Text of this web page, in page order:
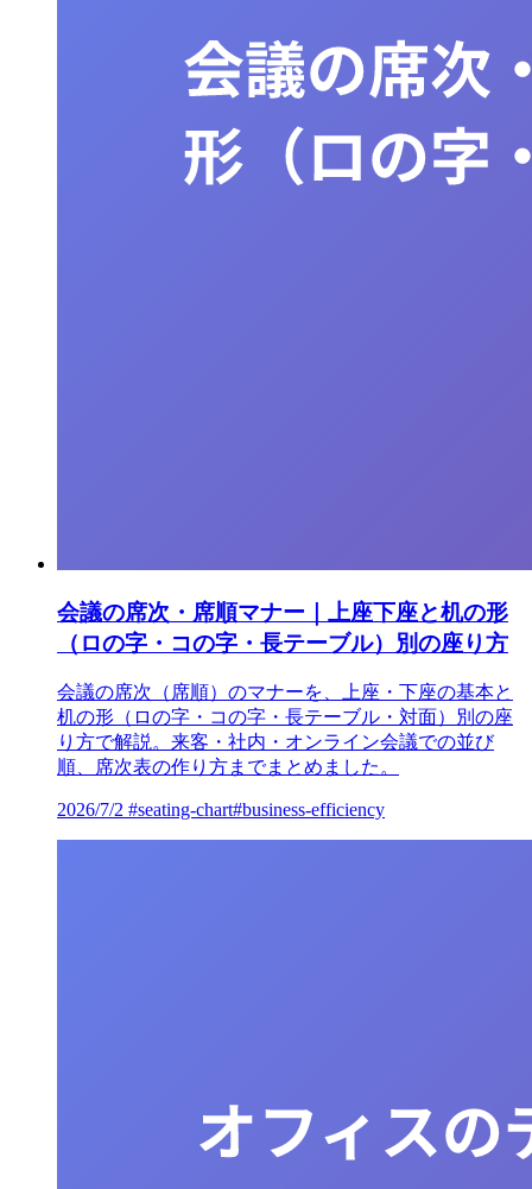
会議の席次・席順マナー｜上座下座と机の形
（ロの字・コの字・長テーブル）別の座り方
会議の席次（席順）のマナーを、上座・下座の基本と
机の形（ロの字・コの字・長テーブル・対面）別の座
り方で解説。来客・社内・オンライン会議での並び
順、席次表の作り方までまとめました。
2026/7/2 #seating-chart#business-efficiency